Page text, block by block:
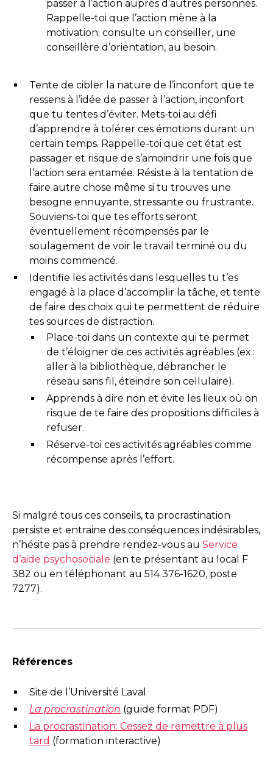
passer à l’action auprès d’autres personnes.
Rappelle-toi que l’action mène à la
motivation; consulte un conseiller, une
conseillère d’orientation, au besoin.
Tente de cibler la nature de l’inconfort que te
ressens à l’idée de passer à l’action, inconfort
que tu tentes d’éviter. Mets-toi au défi
d’apprendre à tolérer ces émotions durant un
certain temps. Rappelle-toi que cet état est
passager et risque de s’amoindrir une fois que
l’action sera entamée. Résiste à la tentation de
faire autre chose même si tu trouves une
besogne ennuyante, stressante ou frustrante.
Souviens-toi que tes efforts seront
éventuellement récompensés par le
soulagement de voir le travail terminé ou du
moins commencé.
Identifie les activités dans lesquelles tu t’es
engagé à la place d’accomplir la tâche, et tente
de faire des choix qui te permettent de réduire
tes sources de distraction.
Place-toi dans un contexte qui te permet
de t’éloigner de ces activités agréables (ex.:
aller à la bibliothèque, débrancher le
réseau sans fil, éteindre son cellulaire).
Apprends à dire non et évite les lieux où on
risque de te faire des propositions difficiles à
refuser.
Réserve-toi ces activités agréables comme
récompense après l’effort.
Si malgré tous ces conseils, ta procrastination
persiste et entraine des conséquences indésirables,
n’hésite pas à prendre rendez-vous au Service
d’aide psychosociale (en te présentant au local F
382 ou en téléphonant au 514 376-1620, poste
7277).
Références
Site de l’Université Laval
La procrastination (guide format PDF)
La procrastination: Cessez de remettre à plus
tard (formation interactive)